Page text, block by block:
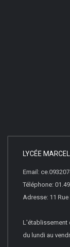
LYCÉE
Email:
Téléphone:
Adresse: 11 Rue
L'établissement
du lundi au